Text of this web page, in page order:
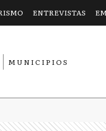
ENTREVISTAS
MUNICIPIOS